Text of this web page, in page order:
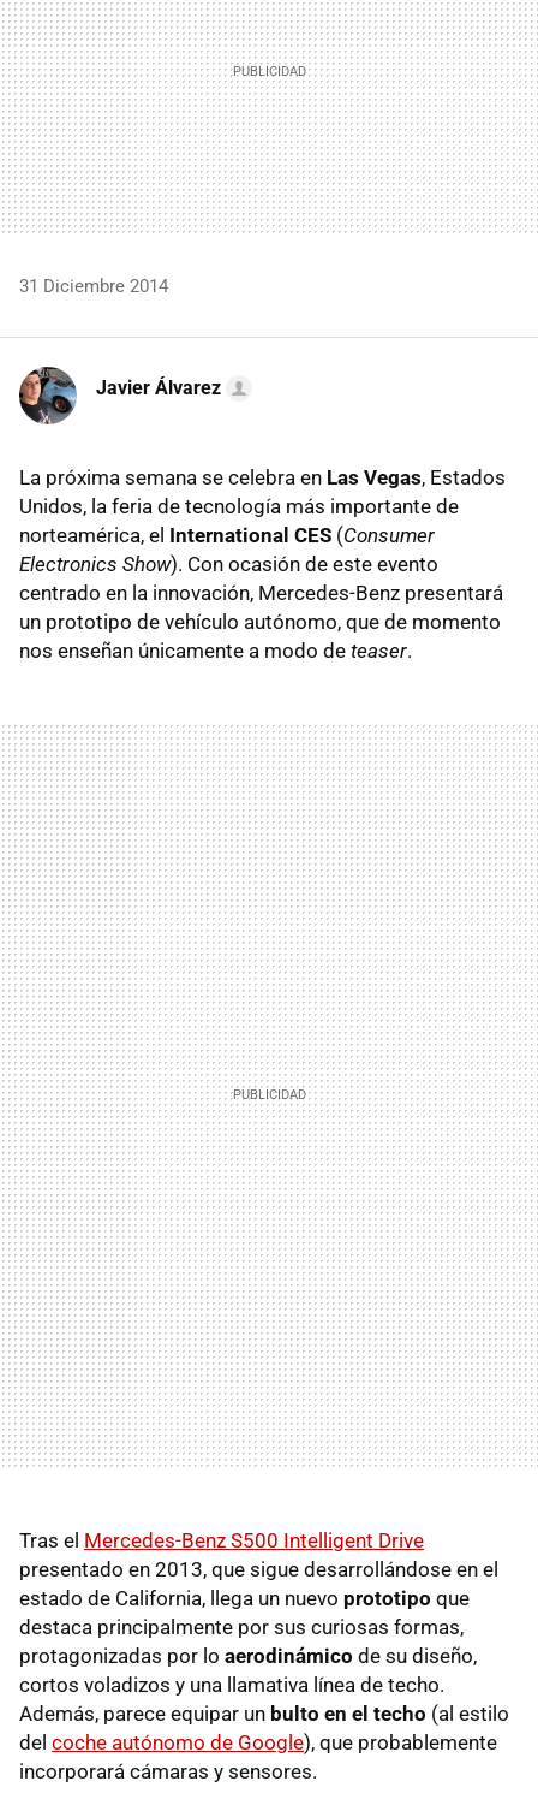
31 Diciembre 2014
Javier Álvarez
La próxima semana se celebra en Las Vegas, Estados
Unidos, la feria de tecnología más importante de
norteamérica, el International CES (Consumer
Electronics Show). Con ocasión de este evento
centrado en la innovación, Mercedes-Benz presentará
un prototipo de vehículo autónomo, que de momento
nos enseñan únicamente a modo de teaser.
Tras el Mercedes-Benz S500 Intelligent Drive
presentado en 2013, que sigue desarrollándose en el
estado de California, llega un nuevo prototipo que
destaca principalmente por sus curiosas formas,
protagonizadas por lo aerodinámico de su diseño,
cortos voladizos y una llamativa línea de techo.
Además, parece equipar un bulto en el techo (al estilo
del coche autónomo de Google), que probablemente
incorporará cámaras y sensores.